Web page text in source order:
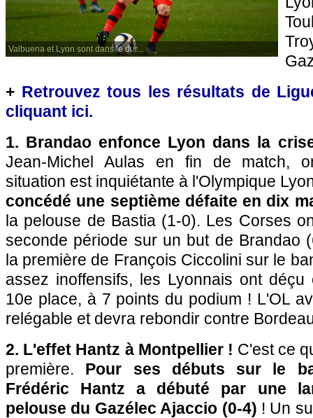
Valbuena et Lyon sont dans le dur...
+ Retrouvez tous les résultats de
cliquant ici.
1. Brandao enfonce Lyon dans la
Jean-Michel Aulas en fin de match,
situation est inquiétante à l'Olympique
concédé une septième défaite en dix
la pelouse de Bastia (1-0). Les Corses
seconde période sur un but de Brandao
la première de François Ciccolini sur le
assez inoffensifs, les Lyonnais ont
10e place, à 7 points du podium ! L'OL
relégable et devra rebondir contre
2. L'effet Hantz à Montpellier ! C'est ce
première. Pour ses débuts sur le
Frédéric Hantz a débuté par une
pelouse du Gazélec Ajaccio (0-4) ! Un